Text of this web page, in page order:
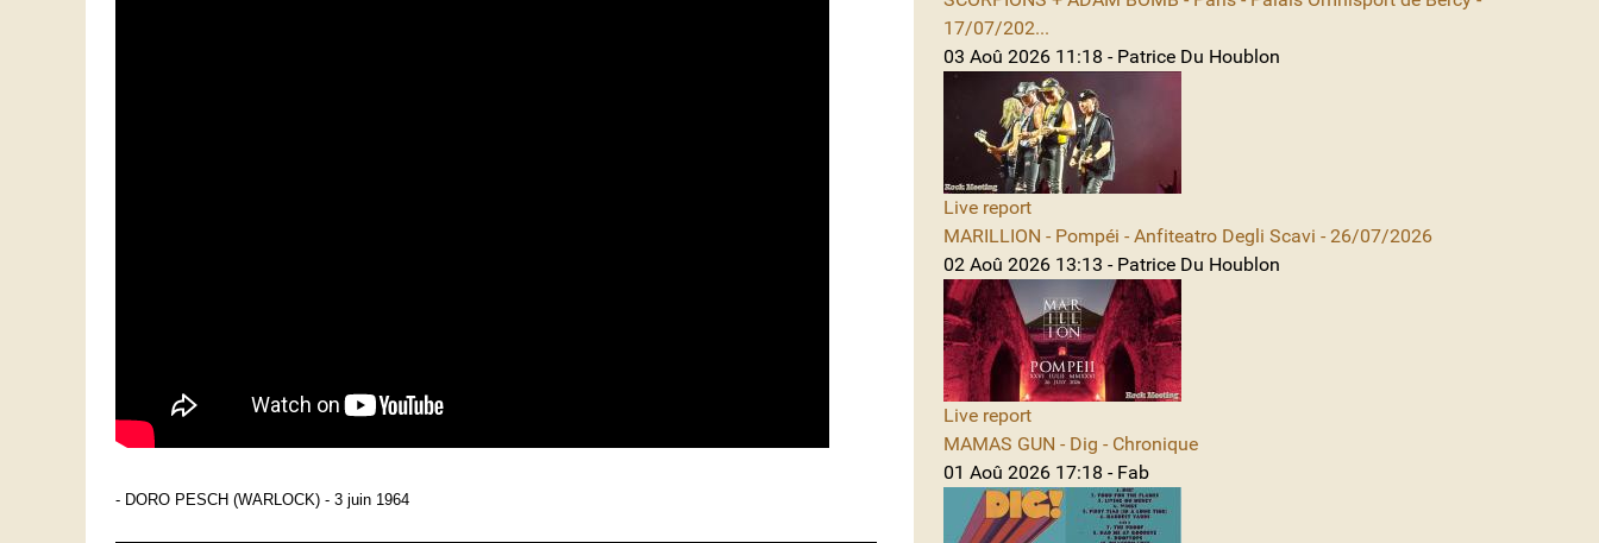
- DORO PESCH (WARLOCK) - 3 juin 1964
17/07/202...
03 Aoû 2026 11:18 - Patrice Du Houblon
Live report
MARILLION - Pompéi - Anfiteatro Degli Scavi - 26/07/2026
02 Aoû 2026 13:13 - Patrice Du Houblon
Live report
MAMAS GUN - Dig - Chronique
01 Aoû 2026 17:18 - Fab